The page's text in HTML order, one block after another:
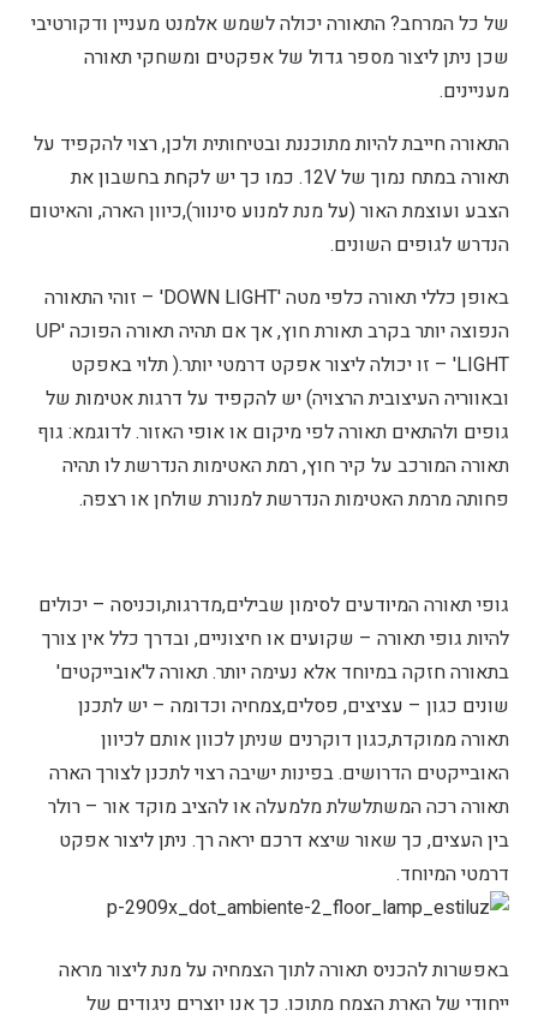
של כל המרחב? התאורה יכולה לשמש אלמנט מעניין ודקורטיבי
שכן ניתן ליצור מספר גדול של אפקטים ומשחקי תאורה
מעניינים.
התאורה חייבת להיות מתוכננת ובטיחותית ולכן, רצוי להקפיד על
תאורה במתח נמוך של 12V. כמו כך יש לקחת בחשבון את
הצבע ועוצמת האור (על מנת למנוע סינוור),כיוון הארה, והאיטום
הנדרש לגופים השונים.
באופן כללי תאורה כלפי מטה 'DOWN LIGHT' – זוהי התאורה
הנפוצה יותר בקרב תאורת חוץ, אך אם תהיה תאורה הפוכה 'UP
LIGHT' – זו יכולה ליצור אפקט דרמטי יותר.( תלוי באפקט
ובאווריה העיצובית הרצויה) יש להקפיד על דרגות אטימות של
גופים ולהתאים תאורה לפי מיקום או אופי האזור. לדוגמא: גוף
תאורה המורכב על קיר חוץ, רמת האטימות הנדרשת לו תהיה
פחותה מרמת האטימות הנדרשת למנורת שולחן או רצפה.
גופי תאורה המיודעים לסימון שבילים,מדרגות,וכניסה – יכולים
להיות גופי תאורה – שקועים או חיצוניים, ובדרך כלל אין צורך
בתאורה חזקה במיוחד אלא נעימה יותר. תאורה ל'אובייקטים'
שונים כגון – עציצים, פסלים,צמחיה וכדומה – יש לתכנן
תאורה ממוקדת,כגון דוקרנים שניתן לכוון אותם לכיוון
האובייקטים הדרושים. בפינות ישיבה רצוי לתכנן לצורך הארה
תאורה רכה המשתלשלת מלמעלה או להציב מוקד אור – רולר
בין העצים, כך שאור שיצא דרכם יראה רך. ניתן ליצור אפקט
דרמטי המיוחד.
באפשרות להכניס תאורה לתוך הצמחיה על מנת ליצור מראה
ייחודי של הארת הצמח מתוכו. כך אנו יוצרים ניגודים של